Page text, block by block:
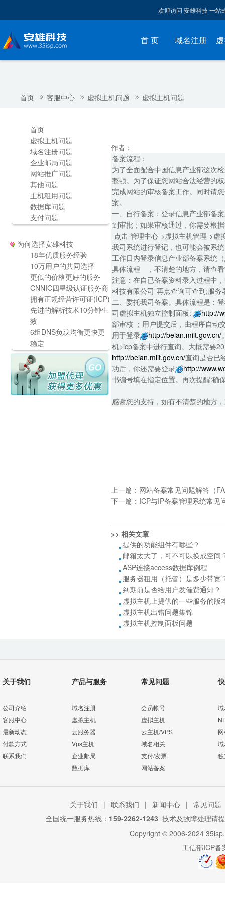
欢迎访问 安雄科技 一站
首 页 域名注册
首页 客服中心 虚拟主机问题 虚拟主机问题
首页
虚拟主机问题
域名注册问题
企业邮局问题
网站推广问题
其他问题
主机租用问题
数据库问题
支付问题
为何选择安雄科技
18年优质服务经验
10万用户的共同选择
更低的价格更好的服务
CNNIC四星级认证服务商
拥有正规经营许可证(ICP)
先进的解析技术10分钟生
效
6组DNS负载均衡更快更
稳定
作者：
备案流程：
为了全面配合中国信息产业部这次
整顿。为了保证您网站合法经营的
完成网站的审核备案工作。同时请
案。
一、自行备案：登录信息产业部备
到审批；如果审核通过，你需要根
点击 管理中心->虚拟主机管理->
我司系统进行登记，也可能会被系
工作日内登录信息产业部备案系统（
具体流程 ，不清楚的地方，请查
注意：在自已备案资料录入过程中
科技有限公司”再点查询可查到;服
二、委托我司备案。具体流程是：
司虚拟主机独立控制面板:
http://
部审核 ；用户提交后，由程序自动
用于登录
http://beian.miit.gov.cn/
机>icp备案中进行查询。大概需要
http://beian.miit.gov.cn/查询是否已
功后，你还需要登录
http://
书编号填在指定位置。再次提醒:确
感谢您的支持，如有不清楚的地方
上一篇： 网站备案常见问题解答（
下一篇： ICP与IP备案管理系统常见
>> 相关文章
提供的功能组件有哪些？
邮箱太大了，可不可以换成空间
ASP连接access数据库例程
服务器租用（托管）是多少带
到期前是否给用户发催费通知？
虚拟主机上提供的一些服务的版
虚拟主机出错问题集锦
虚拟主机控制面板问题
关于我们
公司介绍
客服中心
最新动态
付款方式
联系我们
产品与服务
域名注册
虚拟主机
云服务器
Vps主机
企业邮局
数据库
常见问题
会员帐号
虚拟主机
云主机/VPS
域名相关
支付/发票
网站备案
关于我们 | 联系我们 | 新闻中心 | 常见问题
全国统一服务热线： 159-2262-1243 技术及故障处理请
Copyright © 2006-2024
工信部ICP备